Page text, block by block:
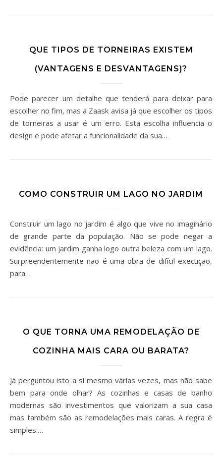
QUE TIPOS DE TORNEIRAS EXISTEM
(VANTAGENS E DESVANTAGENS)?
Pode parecer um detalhe que tenderá para deixar para
escolher no fim, mas a Zaask avisa já que escolher os tipos
de torneiras a usar é um erro. Esta escolha influencia o
design e pode afetar a funcionalidade da sua…
COMO CONSTRUIR UM LAGO NO JARDIM
Construir um lago no jardim é algo que vive no imaginário
de grande parte da população. Não se pode negar a
evidência: um jardim ganha logo outra beleza com um lago.
Surpreendentemente não é uma obra de difícil execução,
para…
O QUE TORNA UMA REMODELAÇÃO DE
COZINHA MAIS CARA OU BARATA?
Já perguntou isto a si mesmo várias vezes, mas não sabe
bem para onde olhar? As cozinhas e casas de banho
modernas são investimentos que valorizam a sua casa
mas também são as remodelações mais caras. A regra é
simples:…